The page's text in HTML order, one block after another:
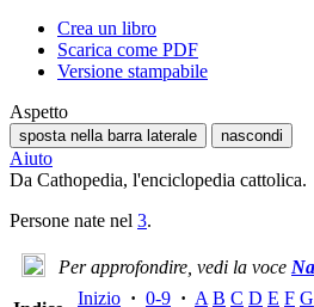
Crea un libro
Scarica come PDF
Versione stampabile
Aspetto
sposta nella barra laterale nascondi
Aiuto
Da Cathopedia, l'enciclopedia cattolica.
Persone nate nel 3.
Per approfondire, vedi la voce
Inizio · 0-9 · A B C D E F G